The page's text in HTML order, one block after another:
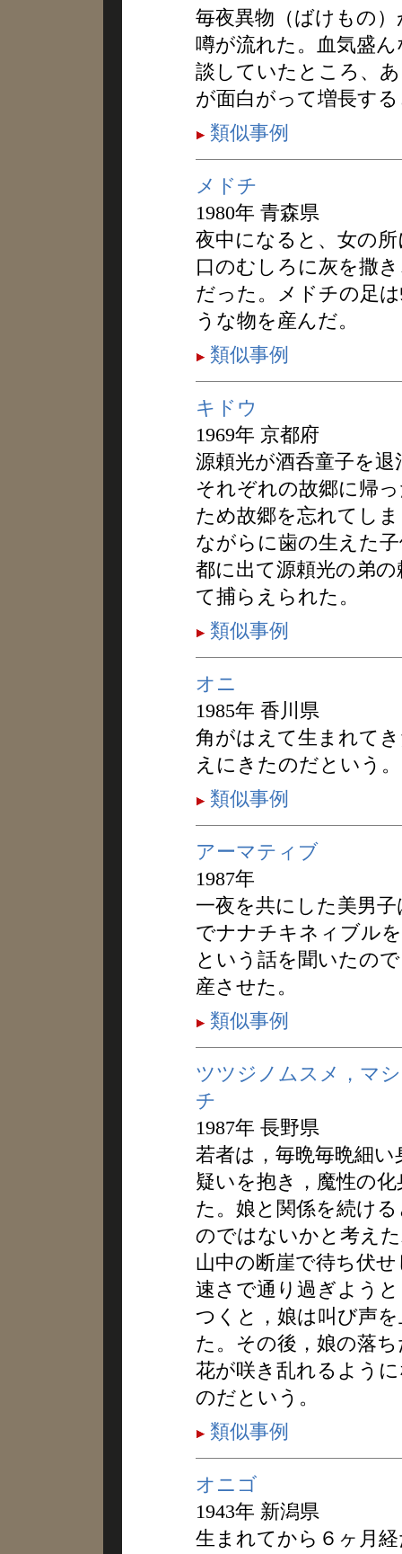
毎夜異物（ばけもの
噂が流れた。血気盛
談していたところ、
が面白がって増長す
類似事例
メドチ
1980年 青森県
夜中になると、女の
口のむしろに灰を撒
だった。メドチの足
うな物を産んだ。
類似事例
キドウ
1969年 京都府
源頼光が酒呑童子を
それぞれの故郷に帰
ため故郷を忘れてし
ながらに歯の生えた
都に出て源頼光の弟
て捕らえられた。
類似事例
オニ
1985年 香川県
角がはえて生まれて
えにきたのだという。
類似事例
アーマティブ
1987年
一夜を共にした美男
でナナチキネィブル
という話を聞いたの
産させた。
類似事例
ツツジノムスメ，マ
チ
1987年 長野県
若者は，毎晩毎晩細
疑いを抱き，魔性の
た。娘と関係を続け
のではないかと考え
山中の断崖で待ち伏
速さで通り過ぎよう
つくと，娘は叫び声
た。その後，娘の落
花が咲き乱れるよう
のだという。
類似事例
オニゴ
1943年 新潟県
生まれてから６ヶ月